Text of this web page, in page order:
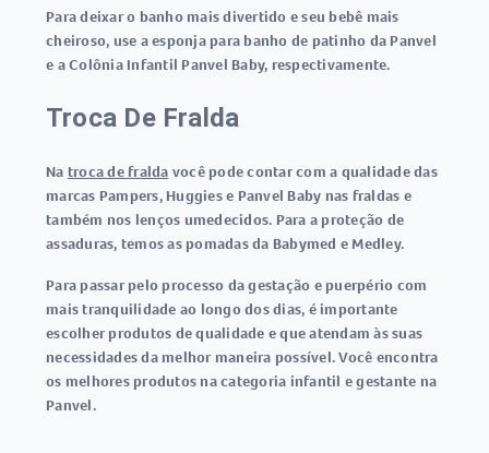
Para deixar o banho mais divertido e seu bebê mais
cheiroso, use a esponja para banho de patinho da Panvel
e a Colônia Infantil Panvel Baby, respectivamente.
Troca De Fralda
Na troca de fralda você pode contar com a qualidade das
marcas Pampers, Huggies e Panvel Baby nas fraldas e
também nos lenços umedecidos. Para a proteção de
assaduras, temos as pomadas da Babymed e Medley.
Para passar pelo processo da gestação e puerpério com
mais tranquilidade ao longo dos dias, é importante
escolher produtos de qualidade e que atendam às suas
necessidades da melhor maneira possível. Você encontra
os melhores produtos na categoria infantil e gestante na
Panvel.